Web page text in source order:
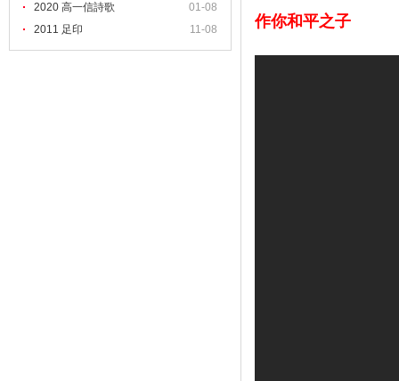
01-08
2020 高一信詩歌
11-08
2011 足印 作你和平之子